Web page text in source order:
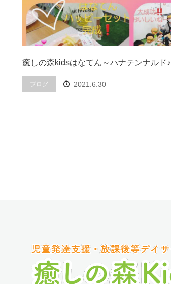
癒しの森kidsはなてん～ハナテンナルド♪
ブログ 2021.6.30